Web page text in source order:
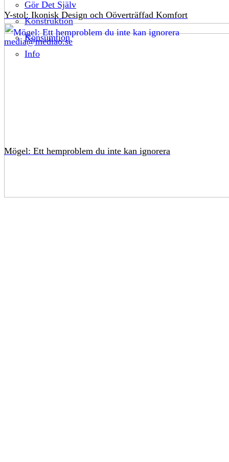
Y-stol: Ikonisk Design och Oöverträffad Komfort
Mögel: Ett hemproblem du inte kan ignorera
Gör Det Själv
Konstruktion
Konsumtion
Info
media@mediao.se